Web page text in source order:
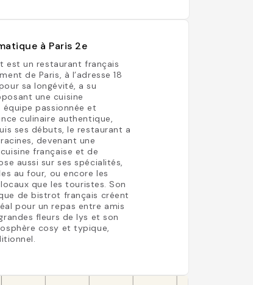
à Paris 2e
est un restaurant français
de Paris, à l’adresse 18
sa longévité, a su
une cuisine
passionnée et
culinaire authentique,
ses débuts, le restaurant a
devenant une
française et de
aussi sur ses spécialités,
au four, ou encore les
que les touristes. Son
de bistrot français créent
pour un repas entre amis
fleurs de lys et son
cosy et typique,